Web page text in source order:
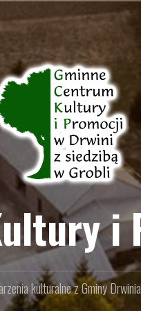
i
kulturalne z Gminy Drwinia